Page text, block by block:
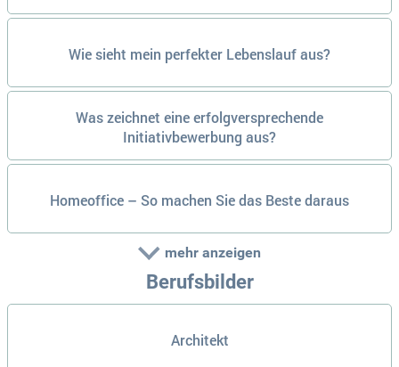
Wie sieht mein perfekter Lebenslauf aus?
Was zeichnet eine erfolgversprechende
Initiativbewerbung aus?
Homeoffice – So machen Sie das Beste daraus
mehr anzeigen
Berufsbilder
Architekt